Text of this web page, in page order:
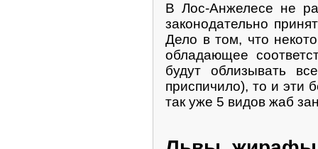
В Лос-Анжелесе не
законодательно
Дело в том, что
обладающее
будут облизывать
приспичило), то и эти
так уже 5 видов жаб